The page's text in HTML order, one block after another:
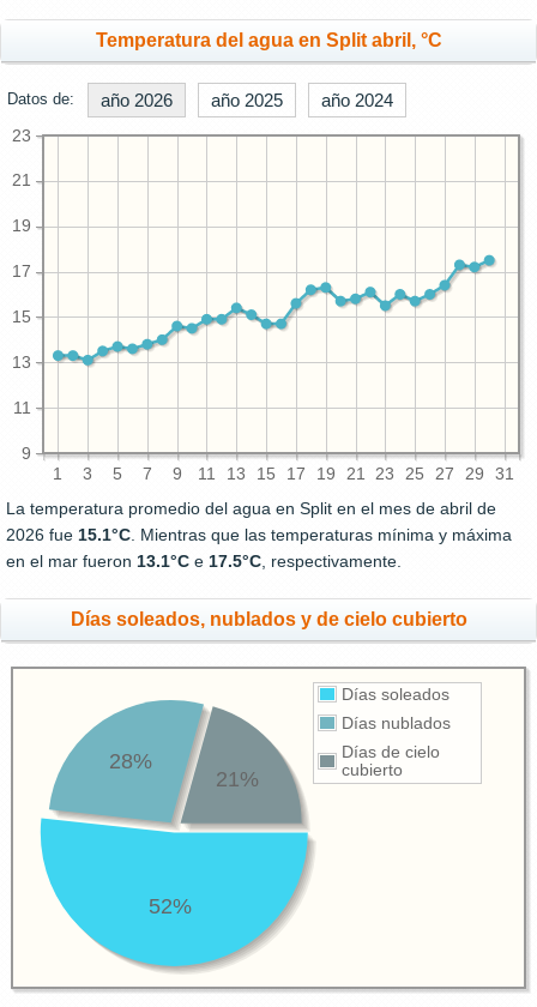
Temperatura del agua en Split abril, °C
Datos de: año 2026 año 2025 año 2024
1 3 5 7 9 11 13 15 17 19 21 23 25 27 29 31
9
11
13
15
17
19
21
23
La temperatura promedio del agua en Split en el mes de abril de
2026 fue 15.1°C . Mientras que las temperaturas mínima y máxima
en el mar fueron 13.1°C e 17.5°C , respectivamente.
Días soleados, nublados y de cielo cubierto
Días soleados
Días nublados
Días de cielo
cubierto
52%
28%
21%